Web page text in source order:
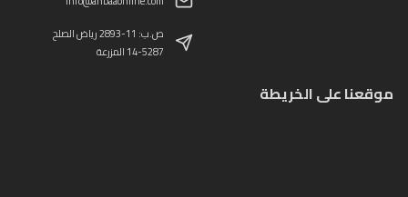
ص.ب: 11-2893 رياض الصلح
14-5287 المزرعة
موقعنا على الخريطة